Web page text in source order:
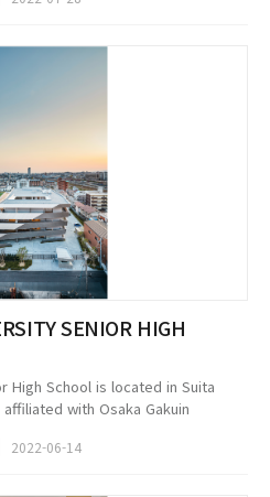
SENIOR HIGH
High School is located in Suita
with Osaka Gakuin
2022-06-14